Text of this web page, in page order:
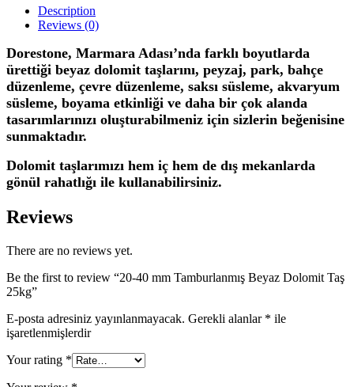
Description
Reviews (0)
Dorestone, Marmara Adası’nda farklı boyutlarda
ürettiği beyaz dolomit taşlarını, peyzaj, park, bahçe
düzenleme, çevre düzenleme, saksı süsleme, akvaryum
süsleme, boyama etkinliği ve daha bir çok alanda
tasarımlarınızı oluşturabilmeniz için sizlerin beğenisine
sunmaktadır.
Dolomit taşlarımızı hem iç hem de dış mekanlarda
gönül rahatlığı ile kullanabilirsiniz.
Reviews
There are no reviews yet.
Be the first to review “20-40 mm Tamburlanmış Beyaz Dolomit Taş
25kg”
E-posta adresiniz yayınlanmayacak. Gerekli alanlar * ile
işaretlenmişlerdir
Your rating *